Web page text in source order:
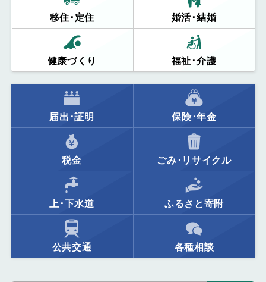
移住･定住 婚活･結婚
健康づくり 福祉･介護
届出･証明 保険･年金
税金 ごみ･リサイクル
上･下水道 ふるさと寄附
公共交通 各種相談